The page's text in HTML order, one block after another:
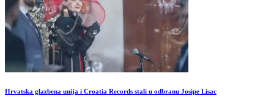
Hrvatska glazbena unija i Croatia Records stali u odbranu Josipe Lisac